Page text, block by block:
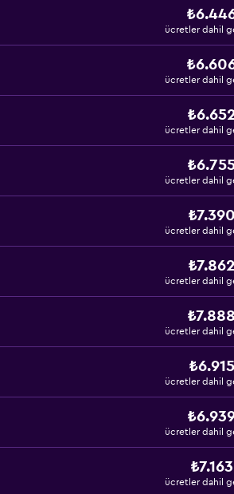
ücretler dahil
ücretler dahil
ücretler dahil
ücretler dahil
₺7.390
ücretler dahil
₺7.862
ücretler dahil
₺7.888
ücretler dahil
₺6.915
ücretler dahil
ücretler dahil
₺7.163
ücretler dahil